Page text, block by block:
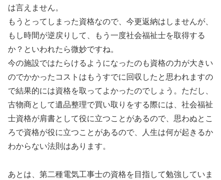
は言えません。
もうとってしまった資格なので、今更返納はしませんが、
もし時間が逆戻りして、もう一度社会福祉士を取得する
か？といわれたら微妙ですね。
今の施設ではたらけるようになったのも資格の力が大きい
のでかかったコストはもうすでに回収したと思われますの
で結果的には資格を取ってよかったのでしょう。ただし、
古物商として遺品整理で買い取りをする際には、社会福祉
士資格が肩書として役に立つことがあるので、思わぬとこ
ろで資格が役に立つことがあるので、人生は何が起きるか
わからない法則はあります。
あとは、第二種電気工事士の資格を目指して勉強していま